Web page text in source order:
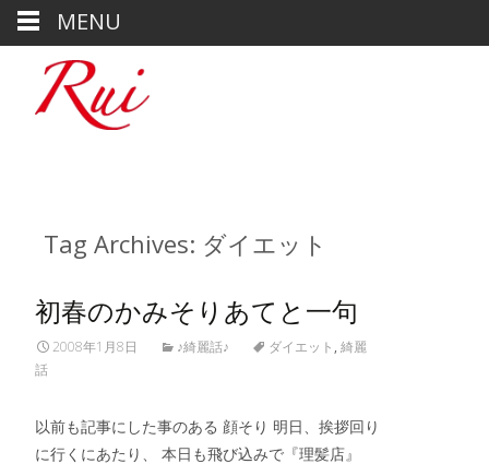
Tag Archives: ダイエット
初春のかみそりあてと一句
2008年1月8日 ♪綺麗話♪ ダイエット , 綺麗
話
以前も記事にした事のある 顔そり 明日、挨拶回り
に行くにあたり、 本日も飛び込みで『理髪店』
MENU